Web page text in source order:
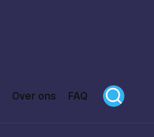
Over ons FAQ